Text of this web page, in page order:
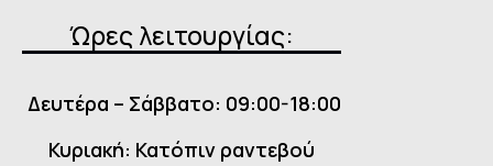
Ώρες λειτουργίας:
Δευτέρα – Σάββατο: 09:00-18:00
Κυριακή: Κατόπιν ραντεβού